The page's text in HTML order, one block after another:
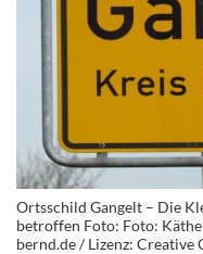
Ortsschild Gangelt – Die
betroffen Foto: Foto:
bernd.de / Lizenz: Creative